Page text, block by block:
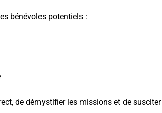
bénévoles potentiels :
de démystifier les missions et de susciter